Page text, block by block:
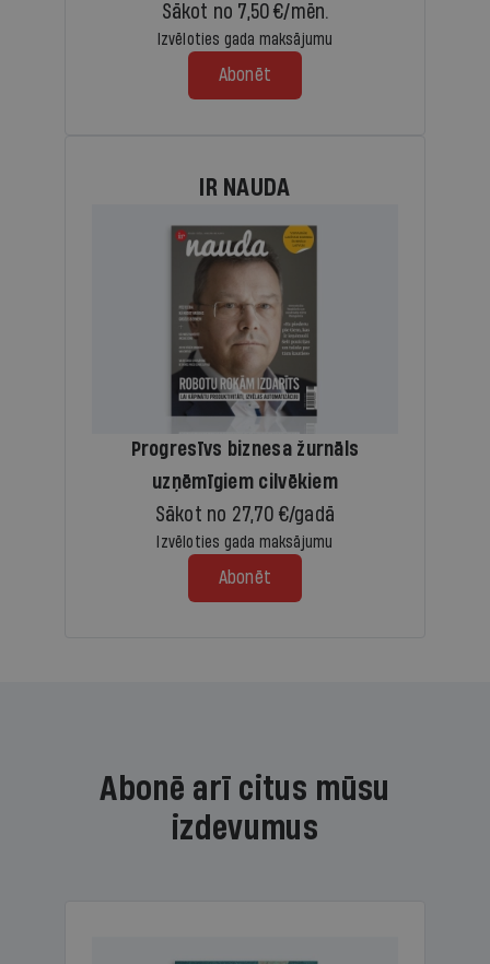
Sākot no 7,50 €/mēn.
Izvēloties gada maksājumu
Abonēt
IR NAUDA
Progresīvs biznesa žurnāls
uzņēmīgiem cilvēkiem
Sākot no 27,70 €/gadā
Izvēloties gada maksājumu
Abonēt
Abonē arī citus mūsu
izdevumus